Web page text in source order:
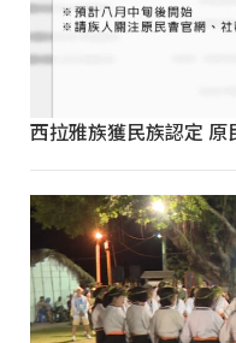
西拉雅族獲民族認定 原